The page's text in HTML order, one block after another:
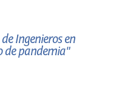
Ingenieros en
de pandemia"